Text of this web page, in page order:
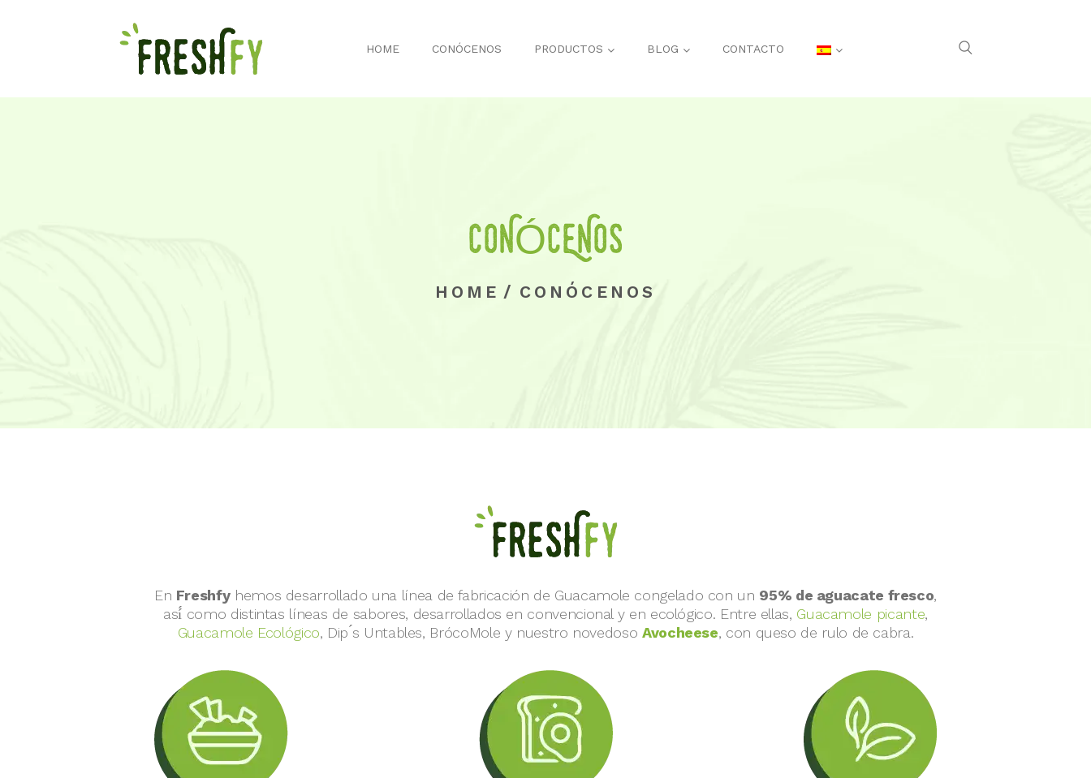
HOME CONÓCENOS PRODUCTOS BLOG CONTACTO
CONÓCENOS
HOME / CONÓCENOS
En Freshfyhemos desarrollado una línea de fabricación de Guacamole congelado con un 95% de aguacate fresco,
así́ como distintas líneas de sabores, desarrollados en convencional y en ecológico. Entre ellas, Guacamole picante,
Guacamole Ecológico, Dip ́s Untables, BrócoMole y nuestro novedoso Avocheese, con queso de rulo de cabra.